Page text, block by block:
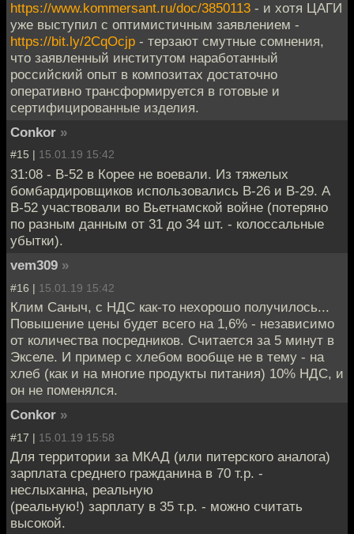
https://www.kommersant.ru/doc/3850113 - и хотя ЦАГИ
уже выступил с оптимистичным заявлением -
https://bit.ly/2CqOcjp - терзают смутные сомнения,
что заявленный институтом наработанный
российский опыт в композитах достаточно
оперативно трансформируется в готовые и
сертифицированные изделия.
Conkor »
#15 | 15.01.19 15:42
31:08 - В-52 в Корее не воевали. Из тяжелых
бомбардировщиков использовались В-26 и В-29. А
В-52 участвовали во Вьетнамской войне (потеряно
по разным данным от 31 до 34 шт. - колоссальные
убытки).
vem309 »
#16 | 15.01.19 15:42
Клим Саныч, с НДС как-то нехорошо получилось...
Повышение цены будет всего на 1,6% - независимо
от количества посредников. Считается за 5 минут в
Экселе. И пример с хлебом вообще не в тему - на
хлеб (как и на многие продукты питания) 10% НДС, и
он не поменялся.
Conkor »
#17 | 15.01.19 15:58
Для территории за МКАД (или питерского аналога)
зарплата среднего гражданина в 70 т.р. -
неслыханна, реальную
(реальную!) зарплату в 35 т.р. - можно считать
высокой.